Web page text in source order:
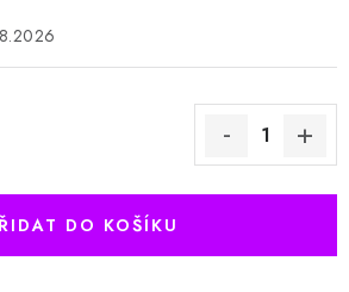
DO KOŠÍKU